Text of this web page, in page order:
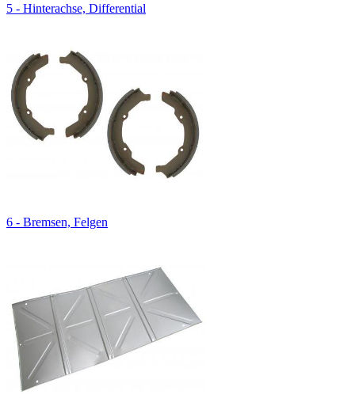
5 - Hinterachse, Differential
6 - Bremsen, Felgen